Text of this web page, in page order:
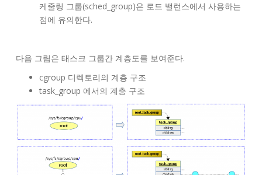
케줄링 그룹(sched_group)은 로드 밸런스에서 사용하는
점에 유의한다.
다음 그림은 태스크 그룹간 계층도를 보여준다.
cgroup 디렉토리의 계층 구조
task_group 에서의 계층 구조